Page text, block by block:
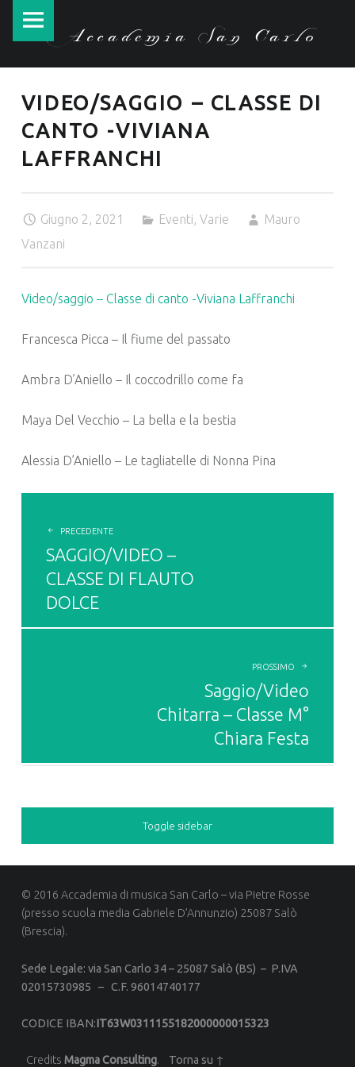
Accademia San Carlo
Accademia
navigation
Skip
VIDEO/SAGGIO – CLASSE DI
CANTO -VIVIANA
LAFFRANCHI
Giugno 2, 2021 Eventi, Varie
Mauro
Vanzani
Video/saggio – Classe di canto -Viviana Laffranchi
Francesca Picca – Il fiume del passato
Ambra D’Aniello – Il coccodrillo come fa
Maya Del Vecchio – La bella e la bestia
Alessia D’Aniello – Le tagliatelle di Nonna Pina
NAVIGATION
PRECEDENTE
SAGGIO/VIDEO –
CLASSE DI FLAUTO
DOLCE
PROSSIMO
Saggio/Video
Chitarra – Classe M°
Chiara Festa
Toggle sidebar
© 2016 Accademia di musica San Carlo – via Pietre Rosse
(presso scuola media Gabriele D’Annunzio) 25087 Salò
(Brescia).
Sede Legale: via San Carlo 34 – 25087 Salò (BS) – P.IVA
02015730985 – C.F. 96014740177
CODICE IBAN:IT63W0311155182000000015323
Credits Magma Consulting. Torna su ↑